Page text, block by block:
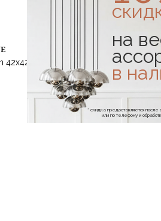
42x42
на
в
* скидка предоставляется
или по телефону и